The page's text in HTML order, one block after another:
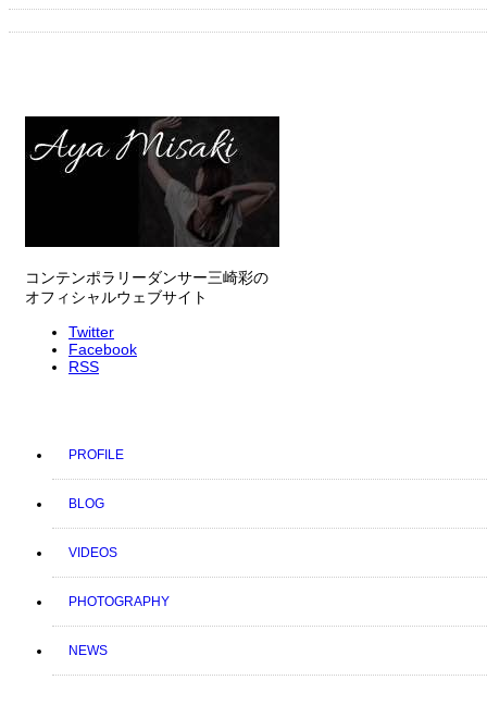
コンテンポラリーダンサー三崎彩の
オフィシャルウェブサイト
Twitter
Facebook
RSS
PROFILE
BLOG
VIDEOS
PHOTOGRAPHY
NEWS